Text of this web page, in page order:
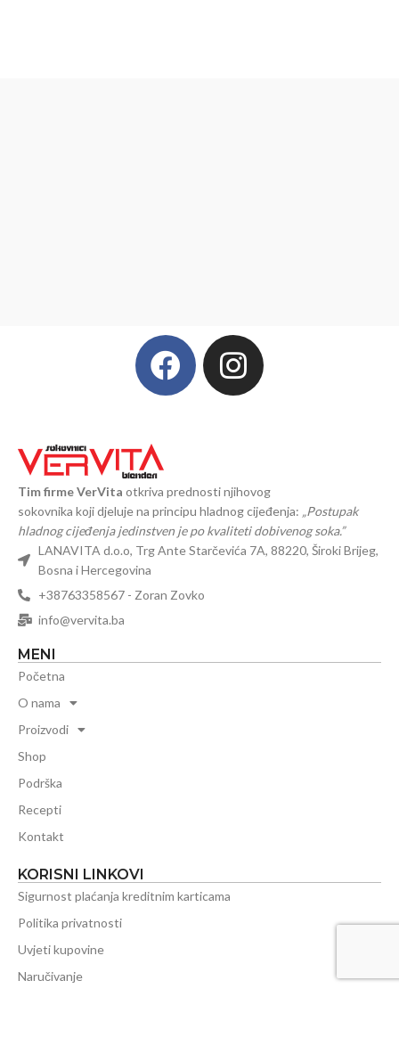
Tim firme VerVita otkriva prednosti njihovog
sokovnika koji djeluje na principu hladnog cijeđenja: „Postupak
hladnog cijeđenja jedinstven je po kvaliteti dobivenog soka.”
LANAVITA d.o.o, Trg Ante Starčevića 7A, 88220, Široki Brijeg,
Bosna i Hercegovina
+38763358567 - Zoran Zovko
info@vervita.ba
MENI
Početna
O nama
Proizvodi
Shop
Podrška
Recepti
Kontakt
KORISNI LINKOVI
Sigurnost plaćanja kreditnim karticama
Politika privatnosti
Uvjeti kupovine
Naručivanje